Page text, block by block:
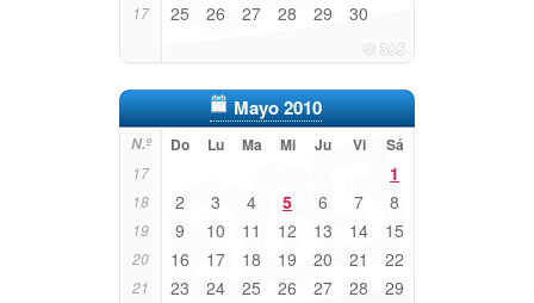
17 25 26 27 28 29 30
Mayo 2010
N.º Do Lu Ma Mi Ju Vi Sá
17 1
18 2 3 4 5 6 7 8
19 9 10 11 12 13 14 15
20 16 17 18 19 20 21 22
21 23 24 25 26 27 28 29